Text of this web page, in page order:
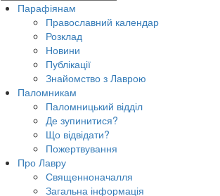
Парафіянам
Православний календар
Розклад
Новини
Публікації
Знайомство з Лаврою
Паломникам
Паломницький відділ
Де зупинитися?
Що відвідати?
Пожертвування
Про Лавру
Священноначалля
Загальна інформація